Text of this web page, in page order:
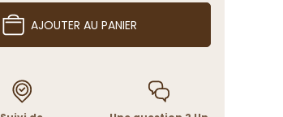
AJOUTER AU PANIER